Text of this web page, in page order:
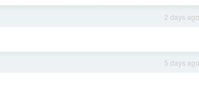
2 days ago
5 days ago